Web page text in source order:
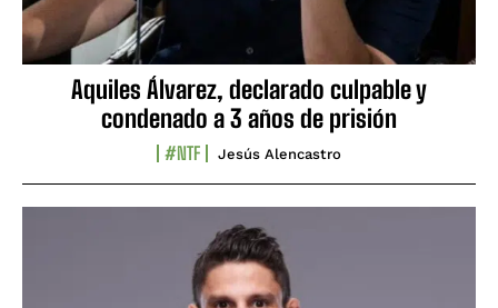
Aquiles Álvarez, declarado culpable y
condenado a 3 años de prisión
#NTF Jesús Alencastro